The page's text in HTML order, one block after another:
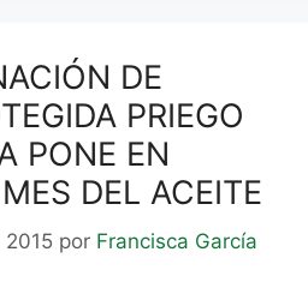
DE
PRIEGO
PONE EN
DEL ACEITE
por Francisca García